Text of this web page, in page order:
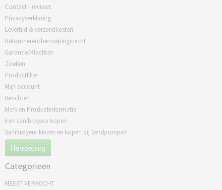
Contact - reviews
Privacyverklaring
Levertijd & verzendkosten
Retourneren/herroepingsrecht
Garantie/Klachten
Zoeken
Productfilter
Mijn account
Berichten
Merk en Productinformatie
Een Sanibroyeur kopen
Sanibroyeur kiezen en kopen bij Sendpompen
Herroeping
Categorieën
MEEST VERKOCHT